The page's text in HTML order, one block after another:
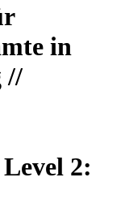
in
//
2: